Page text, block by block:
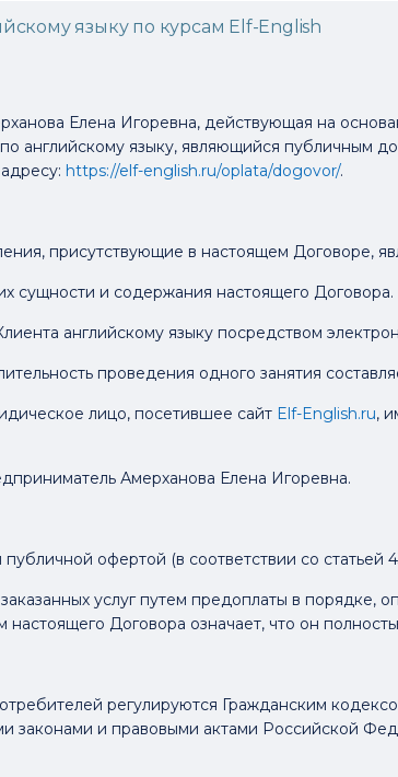
языку по курсам Elf-English
Елена Игоревна, действующая на
английскому языку, являющийся публичным
https://elf-english.ru/oplata/dogovor/.
присутствующие в настоящем Договоре,
сущности и содержания настоящего
английскому языку посредством
проведения одного занятия
лицо, посетившее сайт Elf-English.ru,
Амерханова Елена Игоревна.
публичной офертой (в соответствии со
услуг путем предоплаты в
Договора означает, что он
регулируются Гражданским
законами и правовыми актами Российской